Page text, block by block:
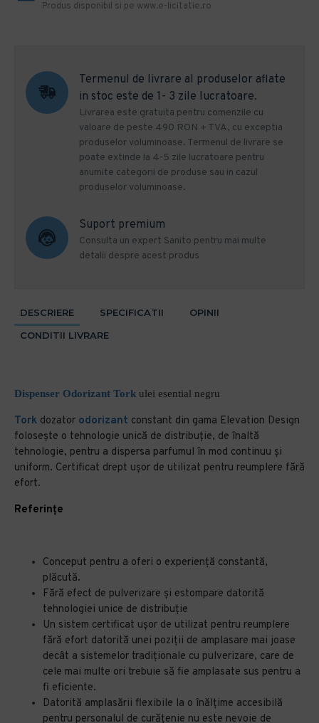
Produs disponibil si pe www.e-licitatie.ro
Termenul de livrare al produselor aflate
in stoc este de 1- 3 zile lucratoare.
Livrarea este gratuita pentru comenzile cu
valoare de peste 490 RON + TVA, cu exceptia
produselor voluminoase. Termenul de livrare se
poate extinde la 4-5 zile lucratoare pentru
anumite categorii de produse sau in cazul
produselor voluminoase.
Suport premium
Consulta un expert Sanito pentru mai multe
detalii despre acest produs
DESCRIERE SPECIFICATII
OPINII
CONDITII LIVRARE
Dispenser Odorizant Tork ulei esential negru
Tork dozator odorizant constant din gama Elevation Design
folosește o tehnologie unică de distribuție, de înaltă
tehnologie, pentru a dispersa parfumul în mod continuu și
uniform. Certificat drept ușor de utilizat pentru reumplere fără
efort.
Referințe
Conceput pentru a oferi o experiență constantă,
plăcută.
Fără efect de pulverizare și estompare datorită
tehnologiei unice de distribuție
Un sistem certificat ușor de utilizat pentru reumplere
fără efort datorită unei poziții de amplasare mai joase
decât a sistemelor tradiționale cu pulverizare, care de
cele mai multe ori trebuie să fie amplasate sus pentru a
fi eficiente.
Datorită amplasării flexibile la o înălțime accesibilă
pentru personalul de curățenie nu este nevoie de